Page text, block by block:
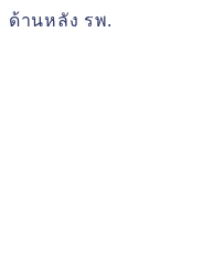
ด้านหลัง รพ.